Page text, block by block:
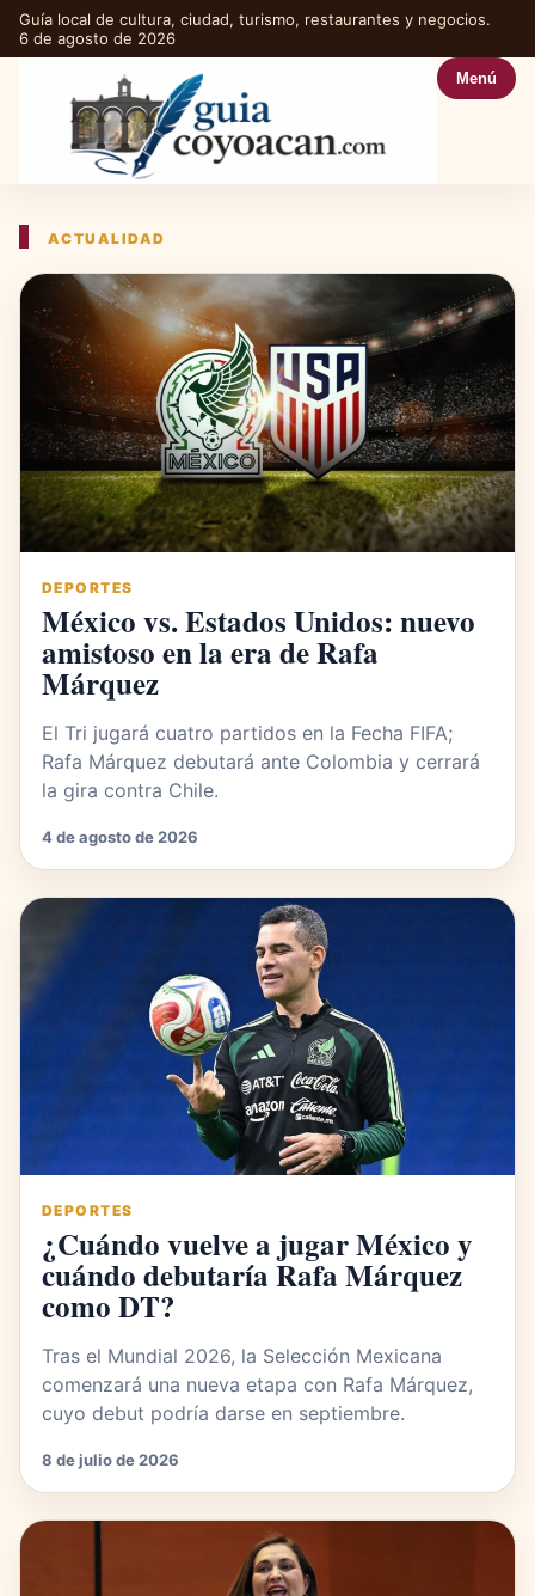
Guía local de cultura, ciudad, turismo, restaurantes y negocios.
6 de agosto de 2026
Menú
ACTUALIDAD
DEPORTES
México vs. Estados Unidos: nuevo
amistoso en la era de Rafa
Márquez
El Tri jugará cuatro partidos en la Fecha FIFA;
Rafa Márquez debutará ante Colombia y cerrará
la gira contra Chile.
4 de agosto de 2026
DEPORTES
¿Cuándo vuelve a jugar México y
cuándo debutaría Rafa Márquez
como DT?
Tras el Mundial 2026, la Selección Mexicana
comenzará una nueva etapa con Rafa Márquez,
cuyo debut podría darse en septiembre.
8 de julio de 2026